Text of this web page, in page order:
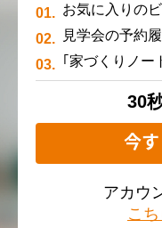
お気に入りの
見学会の予約
｢家づくりノー
30
今
アカウ
こ